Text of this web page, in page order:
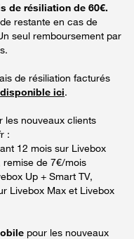
de résiliation de 60€.
restante en cas de
seul remboursement par
de résiliation facturés
disponible ici.
les nouveaux clients
:
12 mois sur Livebox
remise de 7€/mois
Up + Smart TV,
Livebox Max et Livebox
pour les nouveaux